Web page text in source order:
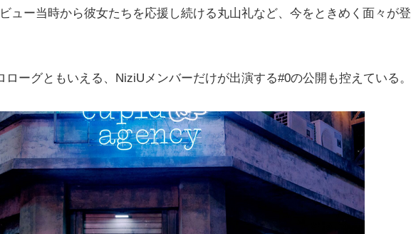
ュー当時から彼女たちを応援し続ける丸山礼など、今をときめく面々が
ーグともいえる、NiziUメンバーだけが出演する#0の公開も控えている。